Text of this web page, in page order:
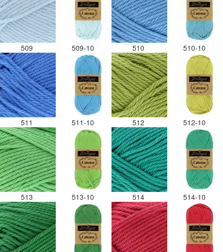
509 509-10 510 510-10
511 511-10 512 512-10
513 513-10 514 514-10